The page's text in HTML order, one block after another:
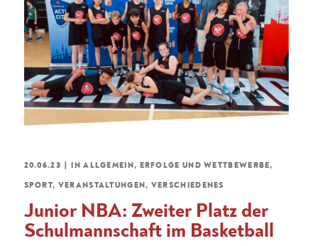
20.06.23 INALLGEMEIN, ERFOLGE UND WETTBEWERBE,
SPORT, VERANSTALTUNGEN, VERSCHIEDENES
Junior NBA: Zweiter Platz der
Schulmannschaft im Basketball